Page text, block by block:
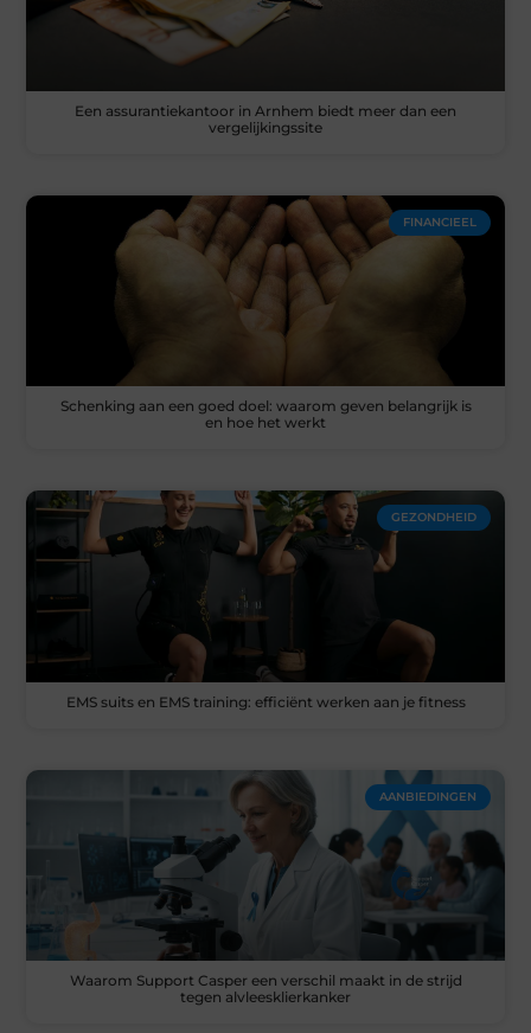
Een assurantiekantoor in Arnhem biedt meer dan een
vergelijkingssite
FINANCIEEL
Schenking aan een goed doel: waarom geven belangrijk is
en hoe het werkt
GEZONDHEID
EMS suits en EMS training: efficiënt werken aan je fitness
AANBIEDINGEN
Waarom Support Casper een verschil maakt in de strijd
tegen alvleesklierkanker